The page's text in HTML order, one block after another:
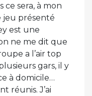
sera, à mon
jeu présenté
est une
ne me dit que
a l’air top
gars, il y
à domicile…
réunis. J’ai